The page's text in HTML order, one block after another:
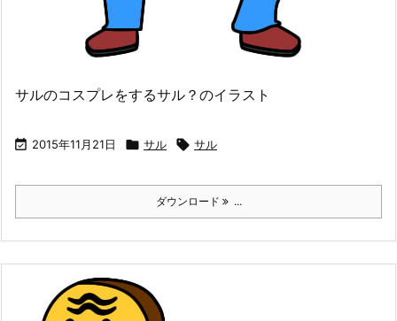
サルのコスプレをするサル？のイラスト
 2015年11月21日  サル  サル
ダウンロード ...